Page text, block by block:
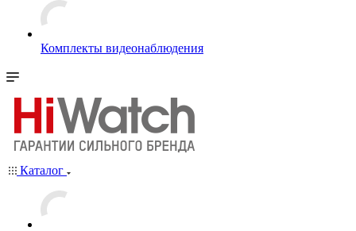
Комплекты видеонаблюдения
Каталог